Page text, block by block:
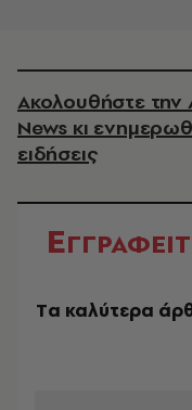
Ακολουθήστε
News κι
ειδήσεις
Ε
Tα καλύτερα